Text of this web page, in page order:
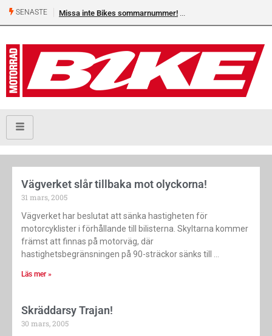
SENASTE Missa inte Bikes sommarnummer!
Vägverket slår tillbaka mot olyckorna!
31 mars, 2005
Vägverket har beslutat att sänka hastigheten för
motorcyklister i förhållande till bilisterna. Skyltarna kommer
främst att finnas på motorväg, där
hastighetsbegränsningen på 90-sträckor sänks till
Läs mer »
Skräddarsy Trajan!
30 mars, 2005